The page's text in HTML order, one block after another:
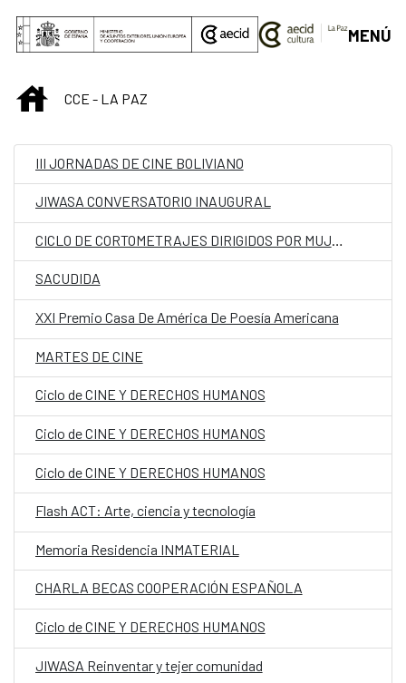
Saltar al contenido principal
MENÚ
INICIOCCE - LA PAZ
III JORNADAS DE CINE BOLIVIANO
JIWASA CONVERSATORIO INAUGURAL
SACUDIDA
XXI Premio Casa De América De Poesía Americana
MARTES DE CINE
Ciclo de CINE Y DERECHOS HUMANOS
Ciclo de CINE Y DERECHOS HUMANOS
Ciclo de CINE Y DERECHOS HUMANOS
Flash ACT: Arte, ciencia y tecnología
Memoria Residencia INMATERIAL
CHARLA BECAS COOPERACIÓN ESPAÑOLA
Ciclo de CINE Y DERECHOS HUMANOS
JIWASA Reinventar y tejer comunidad